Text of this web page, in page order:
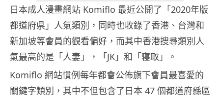
日本成人漫畫網站 Komiflo 最近公開了「2020年版
都道府県」人氣類別，同時也收錄了香港、台灣和
新加坡等會員的觀看偏好，而其中香港搜尋類別人
氣最高的是「人妻」，「JK」和「寝取」。
Komiflo 網站慣例每年都會公佈旗下會員最喜愛的
關鍵字類別，其中不但包含了日本 47 個都道府縣區